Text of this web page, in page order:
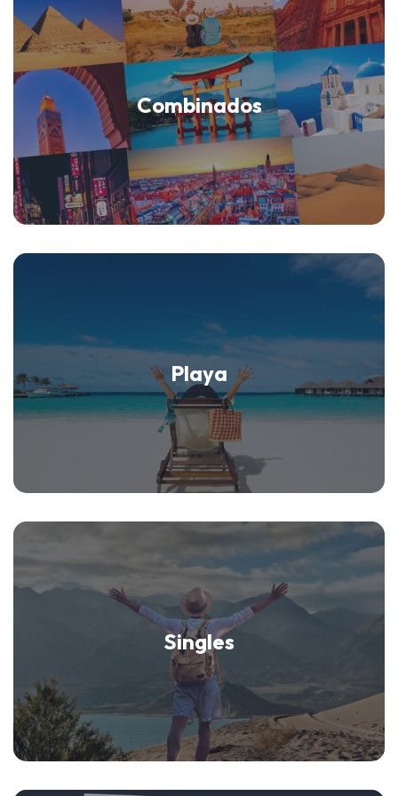
Combinados
Playa
Singles